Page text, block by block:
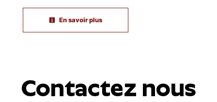
En savoir plus
Contactez nous